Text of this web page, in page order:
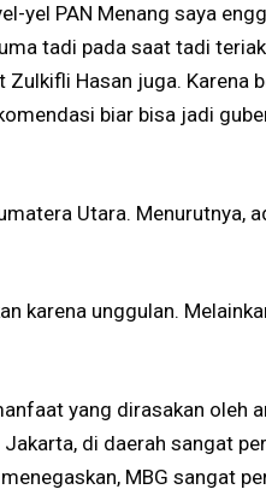
yel PAN Menang saya
tadi pada saat tadi
Hasan juga. Karena
biar bisa jadi
Utara. Menurutnya,
karena unggulan.
yang dirasakan oleh
di daerah sangat
MBG sangat